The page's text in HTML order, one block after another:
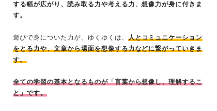
する幅が広がり、読み取る力や考える力、想像力が身に付きま
す。
遊びで身についた力が、ゆくゆくは、 人とコミュニケーション
をとる力や、文章から場面を想像する力などに繋がっていきま
す。
全ての学習の基本となるものが「言葉から想像し、理解するこ
と」です。